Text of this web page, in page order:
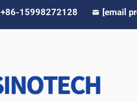
+86-15998272128 [email